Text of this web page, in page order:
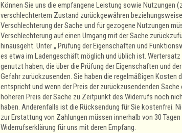
Können Sie uns die empfangene Leistung sowie Nutzungen
verschlechtertem Zustand zurückgewähren
Verschlechterung der Sache und für gezogene Nutzungen
Verschlechterung auf einen Umgang mit der Sache
hinausgeht. Unter „ Prüfung der Eigenschaften und
es etwa im Ladengeschäft möglich und üblich ist.
genutzt haben, die über die Prüfung der Eigenschaften und
Gefahr zurückzusenden. Sie haben die regelmäßigen
entspricht und wenn der Preis der zurückzusendenden
höheren Preis der Sache zu Zeitpunkt des Widerrufs noch
haben. Anderenfalls ist die Rücksendung für Sie kostenfrei.
zur Erstattung von Zahlungen müssen innerhalb von 30
Widerrufserklärung für uns mit deren Empfang.